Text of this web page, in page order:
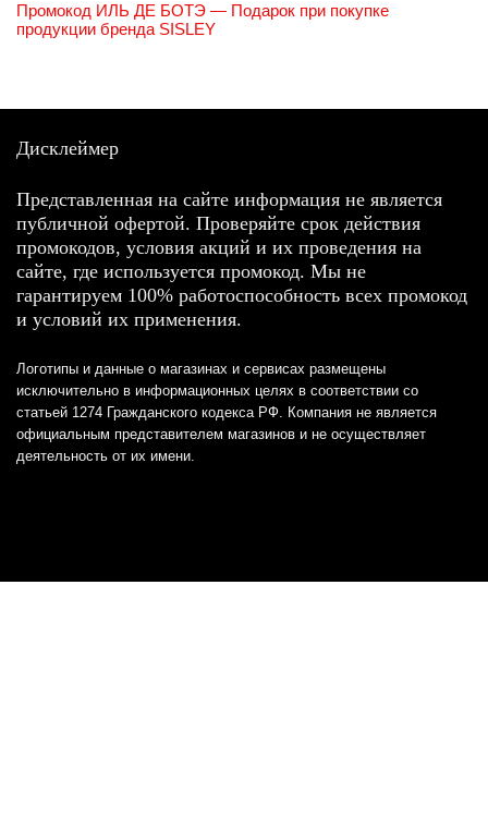
Промокод ИЛЬ ДЕ БОТЭ — Подарок при покупке
продукции бренда SISLEY
Дисклеймер
Представленная на сайте информация не является
публичной офертой. Проверяйте срок действия
промокодов, условия акций и их проведения на
сайте, где используется промокод. Мы не
гарантируем 100% работоспособность всех промокод
и условий их применения.
Логотипы и данные о магазинах и сервисах размещены
исключительно в информационных целях в соответствии со
статьей 1274 Гражданского кодекса РФ. Компания не является
официальным представителем магазинов и не осуществляет
деятельность от их имени.
Отказ от ответственности